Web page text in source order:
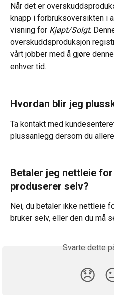
Når det er
knapp i forbruksoversikten i
visning for Kjøpt/Solgt.
overskuddsproduksjon
vårt jobber med å gjøre
enhver tid.
Hvordan blir jeg
Ta kontakt med
plussanlegg dersom du
Betaler jeg nettleie
produserer selv?
Nei, du betaler ikke nettleie
bruker selv, eller den du må
Svarte dette
😞